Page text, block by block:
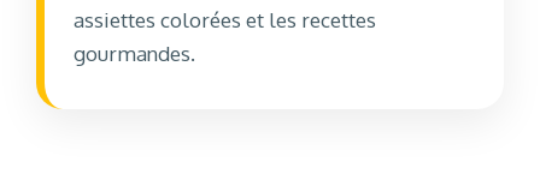
assiettes colorées et les recettes
gourmandes.